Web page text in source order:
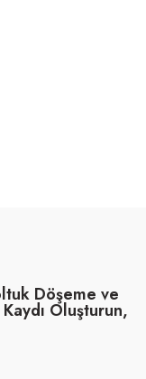
Döşeme ve
Oluşturun,